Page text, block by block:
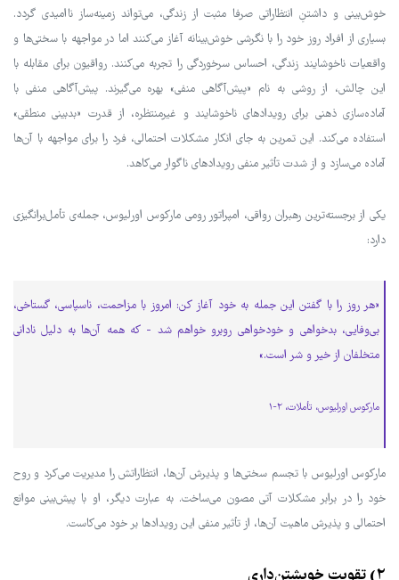
خوش‌بینی و داشتنِ انتظاراتی صرفا مثبت از زندگی، می‌تواند زمینه‌ساز ناامیدی گردد.
بسیاری از افراد روز خود را با نگرشی خوش‌بینانه آغاز می‌کنند اما در مواجهه با سختی‌ها و
واقعیات ناخوشایند زندگی، احساس سرخوردگی را تجربه می‌کنند. رواقیون برای مقابله با
این چالش، از روشی به نام «پیش‌آگاهی منفی» بهره می‌گیرند. پیش‌آگاهی منفی با
آماده‌سازی ذهنی برای رویدادهای ناخوشایند و غیرمنتظره، از قدرت «بدبینی منطقی»
استفاده می‌کند. این تمرین به جای انکار مشکلات احتمالی، فرد را برای مواجهه با آن‌ها
آماده می‌سازد و از شدت تأثیر منفی رویدادهای ناگوار می‌کاهد.
یکی از برجسته‌ترین رهبران رواقی، امپراتور رومی مارکوس اورلیوس، جمله‌ی تأمل‌برانگیزی
دارد:
«هر روز را با گفتن این جمله به خود آغاز کن: امروز با مزاحمت، ناسپاسی، گستاخی،
بی‌وفایی، بدخواهی و خودخواهی روبرو خواهم شد - که همه آن‌ها به دلیل نادانی
متخلفان از خیر و شر است.»
مارکوس اورلیوس، تأملات، ۲-۱
مارکوس اورلیوس با تجسم سختی‌ها و پذیرش آن‌ها، انتظاراتش را مدیریت می‌کرد و روح
خود را در برابر مشکلات آتی مصون می‌ساخت. به عبارت دیگر، او با پیش‌بینی موانع
احتمالی و پذیرش ماهیت آن‌ها، از تأثیر منفی این رویدادها بر خود می‌کاست.